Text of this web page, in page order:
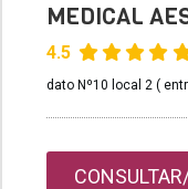
MEDICAL
4.5
dato Nº10 local 2 (